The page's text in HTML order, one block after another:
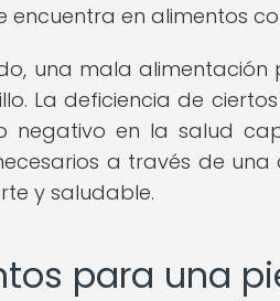
encuentra en alimentos
una mala
La deficiencia de
negativo en la salud
a través de
y saludable.
para una